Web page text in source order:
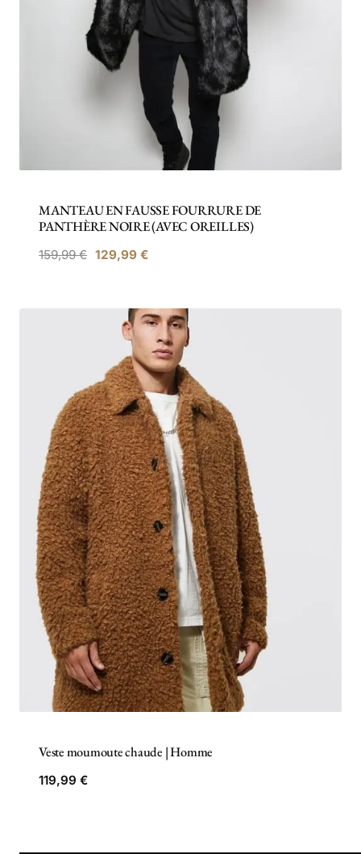
MANTEAU EN FAUSSE FOURRURE DE
PANTHÈRE NOIRE (AVEC OREILLES)
159,99€ Le
159,99 €.
129,99€Le
est :
129,99 €.
Veste moumoute chaude | Homme
119,99€